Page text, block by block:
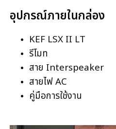
อุปกรณ์ภายในกล่อง
KEF LSX II LT
รีโมท
สาย Interspeaker
สายไฟ AC
คู่มือการใช้งาน